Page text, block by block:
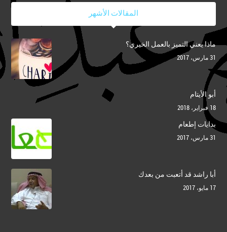
المقالات الأشهر
ماذا يعني التميز بالعمل الخيري؟
31 مارس، 2017
أبو الأيتام
18 فبراير، 2018
بدايات إطعام
31 مارس، 2017
أبا راشد قد أتعبت من بعدك
17 مايو، 2017